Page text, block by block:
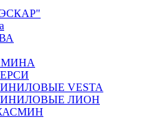
VESTA
ЛИОН